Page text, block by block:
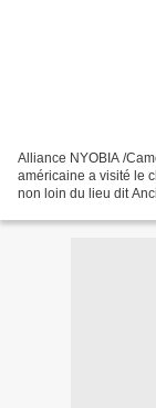
Alliance NYOBIA /
américaine a visité le
non loin du lieu dit